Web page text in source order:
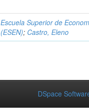
Escuela Superior de
(ESEN); Castro, Eleno
DSpace